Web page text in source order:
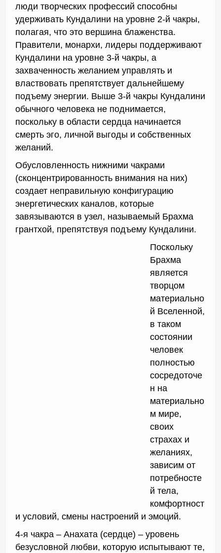
люди творческих профессий способны
удерживать Кундалини на уровне 2-й чакры,
полагая, что это вершина блаженства.
Правители, монархи, лидеры поддерживают
Кундалини на уровне 3-й чакры, а
захваченность желанием управлять и
властвовать препятствует дальнейшему
подъему энергии. Выше 3-й чакры Кундалини
обычного человека не поднимается,
поскольку в области сердца начинается
смерть эго, личной выгоды и собственных
желаний.
Обусловленность нижними чакрами
(сконцентрированность внимания на них)
создает неправильную конфигурацию
энергетических каналов, которые
завязываются в узел, называемый Брахма
грантхой, препятствуя подъему Кундалини.
Поскольку
Брахма
является
творцом
материально
й Вселенной,
в таком
состоянии
человек
полностью
сосредоточе
н на
материально
м мире,
своих
страхах и
желаниях,
зависим от
потребносте
й тела,
комфортност
и условий, смены настроений и эмоций.
4-я чакра – Анахата (сердце) – уровень
безусловной любви, которую испытывают те,